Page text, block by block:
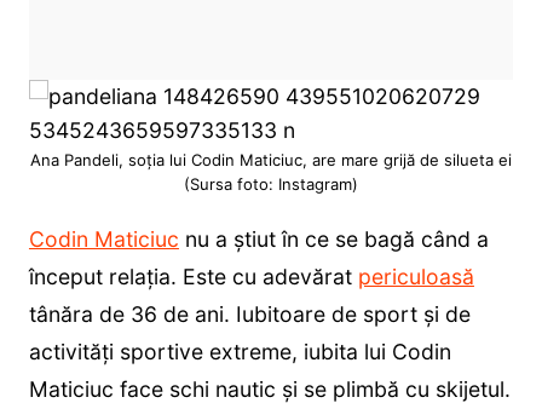
Ana Pandeli, soția lui Codin Maticiuc, are mare grijă de silueta ei
(Sursa foto: Instagram)
Codin Maticiuc nu a știut în ce se bagă când a
început relația. Este cu adevărat periculoasă
tânăra de 36 de ani. Iubitoare de sport și de
activități sportive extreme, iubita lui Codin
Maticiuc face schi nautic și se plimbă cu skijetul.